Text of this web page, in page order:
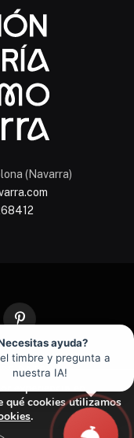
ayuda?
el timbre y pregunta a
nuestra IA!
(Navarra)
Pinterest
DATOS
de Navarra
experiencia en
qué cookies utilizamos
.